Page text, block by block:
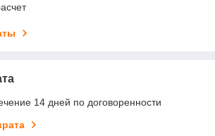
14 дней по договоренности